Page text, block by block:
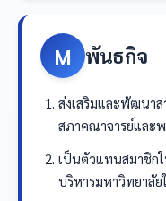
M พันธกิจ
ส่งเสริมและพัฒนา
สภาคณาจารย์และ
เป็นตัวแทนสมาชิก
บริหารมหาวิทยาลัย